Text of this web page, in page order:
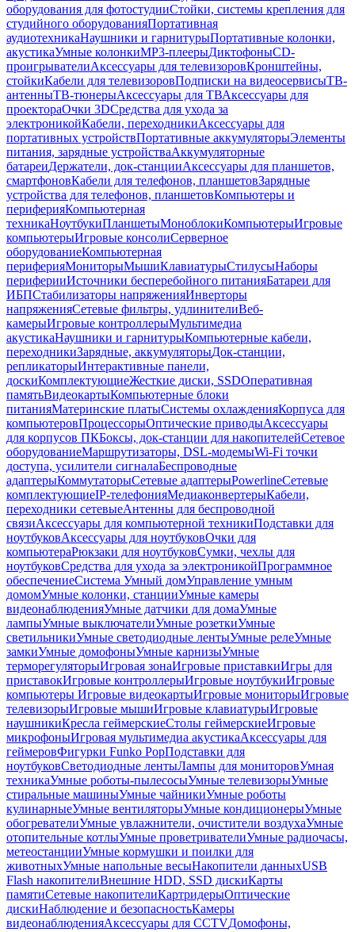
оборудования для фотостудииСтойки, системы крепления для
студийного оборудованияПортативная
аудиотехникаНаушники и гарнитурыПортативные колонки,
акустикаУмные колонкиMP3-плеерыДиктофоныCD-
проигрывателиАксессуары для телевизоровКронштейны,
стойкиКабели для телевизоровПодписки на видеосервисыТВ-
антенныТВ-тюнерыАксессуары для ТВАксессуары для
проектораОчки 3DСредства для ухода за
электроникойКабели, переходникиАксессуары для
портативных устройствПортативные аккумуляторыЭлементы
питания, зарядные устройстваАккумуляторные
батареиДержатели, док-станцииАксессуары для планшетов,
смартфоновКабели для телефонов, планшетовЗарядные
устройства для телефонов, планшетовКомпьютеры и
периферияКомпьютерная
техникаНоутбукиПланшетыМоноблокиКомпьютерыИгровые
компьютерыИгровые консолиСерверное
оборудованиеКомпьютерная
периферияМониторыМышиКлавиатурыСтилусыНаборы
периферииИсточники бесперебойного питанияБатареи для
ИБПСтабилизаторы напряженияИнверторы
напряженияСетевые фильтры, удлинителиВеб-
камерыИгровые контроллерыМультимедиа
акустикаНаушники и гарнитурыКомпьютерные кабели,
переходникиЗарядные, аккумуляторыДок-станции,
репликаторыИнтерактивные панели,
доскиКомплектующиеЖесткие диски, SSDОперативная
памятьВидеокартыКомпьютерные блоки
питанияМатеринские платыСистемы охлажденияКорпуса для
компьютеровПроцессорыОптические приводыАксессуары
для корпусов ПКБоксы, док-станции для накопителейСетевое
оборудованиеМаршрутизаторы, DSL-модемыWi-Fi точки
доступа, усилители сигналаБеспроводные
адаптерыКоммутаторыСетевые адаптерыPowerlineСетевые
комплектующиеIP-телефонияМедиаконвертерыКабели,
переходники сетевыеАнтенны для беспроводной
связиАксессуары для компьютерной техникиПодставки для
ноутбуковАксессуары для ноутбуковОчки для
компьютераРюкзаки для ноутбуковСумки, чехлы для
ноутбуковСредства для ухода за электроникойПрограммное
обеспечениеСистема Умный домУправление умным
домомУмные колонки, станцииУмные камеры
видеонаблюденияУмные датчики для домаУмные
лампыУмные выключателиУмные розеткиУмные
светильникиУмные светодиодные лентыУмные релеУмные
замкиУмные домофоныУмные карнизыУмные
терморегуляторыИгровая зонаИгровые приставкиИгры для
приставокИгровые контроллерыИгровые ноутбукиИгровые
компьютеры Игровые видеокартыИгровые мониторыИгровые
телевизорыИгровые мышиИгровые клавиатурыИгровые
наушникиКресла геймерскиеСтолы геймерскиеИгровые
микрофоныИгровая мультимедиа акустикаАксессуары для
геймеровФигурки Funko PopПодставки для
ноутбуковСветодиодные лентыЛампы для мониторовУмная
техникаУмные роботы-пылесосыУмные телевизорыУмные
стиральные машиныУмные чайникиУмные роботы
кулинарныеУмные вентиляторыУмные кондиционерыУмные
обогревателиУмные увлажнители, очистители воздухаУмные
отопительные котлыУмные проветривателиУмные радиочасы,
метеостанцииУмные кормушки и поилки для
животныхУмные напольные весыНакопители данныхUSB
Flash накопителиВнешние HDD, SSD дискиКарты
памятиСетевые накопителиКартридерыОптические
дискиНаблюдение и безопасностьКамеры
видеонаблюденияАксессуары для CCTVДомофоны,